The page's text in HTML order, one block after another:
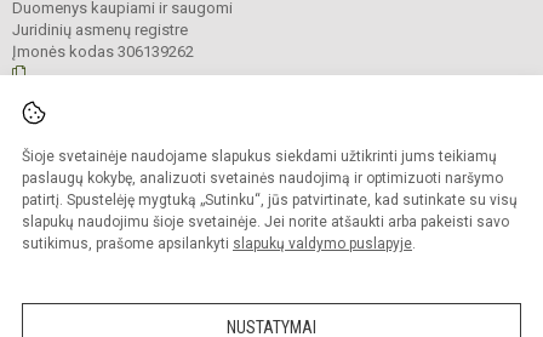
Šioje svetainėje naudojame slapukus siekdami užtikrinti jums teikiamų
paslaugų kokybę, analizuoti svetainės naudojimą ir optimizuoti naršymo
patirtį. Spustelėję mygtuką „Sutinku“, jūs patvirtinate, kad sutinkate su visų
slapukų naudojimu šioje svetainėje. Jei norite atšaukti arba pakeisti savo
sutikimus, prašome apsilankyti slapukų valdymo puslapyje.
NUSTATYMAI
Duomenys kaupiami ir saugomi
Juridinių asmenų registre
Įmonės kodas 306139262
Kopijuoti turinį be raštiško Bukiškio pagrindinės mokyklos administracijos
sutikimo griežtai draudžiama.
Prieinamumo paraiška Slapukų valdymas
Sumanus būdas atnaujinti